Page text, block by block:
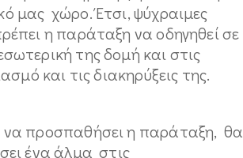
μας χώρο. Έτσι, ψύχραιμες
η παράταξη να οδηγηθεί σε
της δομή και στις
και τις διακηρύξεις της.
να προσπαθήσει η παράταξη, θα
ένα άλμα στις